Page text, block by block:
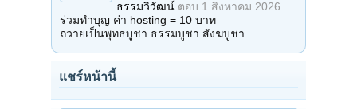
ธรรมวิวัฒน์ ตอบ 1 สิงหาคม 2026
ร่วมทำบุญ ค่า hosting = 10 บาท
ถวายเป็นพุทธบูชา ธรรมบูชา สังฆบูชา…
แชร์หน้านี้